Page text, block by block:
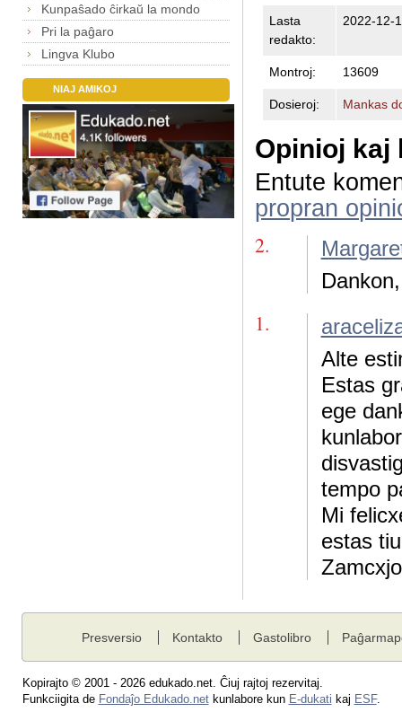
Kunpaŝado ĉirkaŭ la mondo
Pri la paĝaro
Lingva Klubo
NIAJ AMIKOJ
Lasta
redakto:
2022-12-
Montroj: 13609
Dosieroj: Mankas
Opinioj kaj
Entute
propran
2.
1.
Alte
Estas
ege
tempo
Mi
estas
Presversio Kontakto Gastolibro
Kopirajto © 2001 - 2026 edukado.net. Ĉiuj rajtoj rezervitaj.
Funkciigita de Fondaĵo Edukado.netkunlabore kun E-dukati kaj ESF.